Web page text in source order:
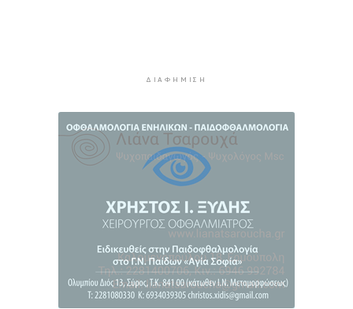
Βρέθηκε σορός σε σπηλιά στον Λυκαβηττό
κοντά στο εκκλησάκι των Αγίων Ισιδώρων
5 ώρες 1 λεπτό πρίν
ΔΙΑΦΉΜΙΣΗ